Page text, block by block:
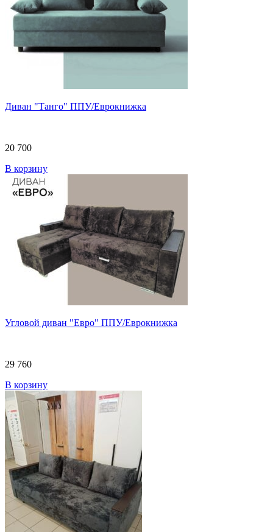
Диван "Танго" ППУ/Еврокнижка
20 700
В корзину
Угловой диван "Евро" ППУ/Еврокнижка
29 760
В корзину